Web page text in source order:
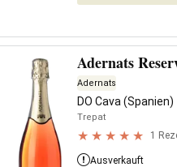
Adernats
Adernats
DO Cava (Spanien)
Trepat
1
Ausverkauft